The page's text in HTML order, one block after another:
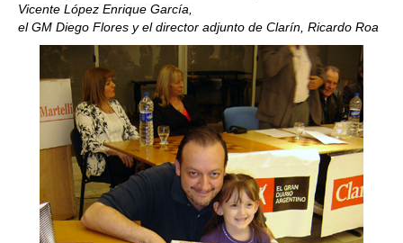
Vicente López Enrique García,
el GM Diego Flores y el director adjunto de Clarín, Ricardo Roa